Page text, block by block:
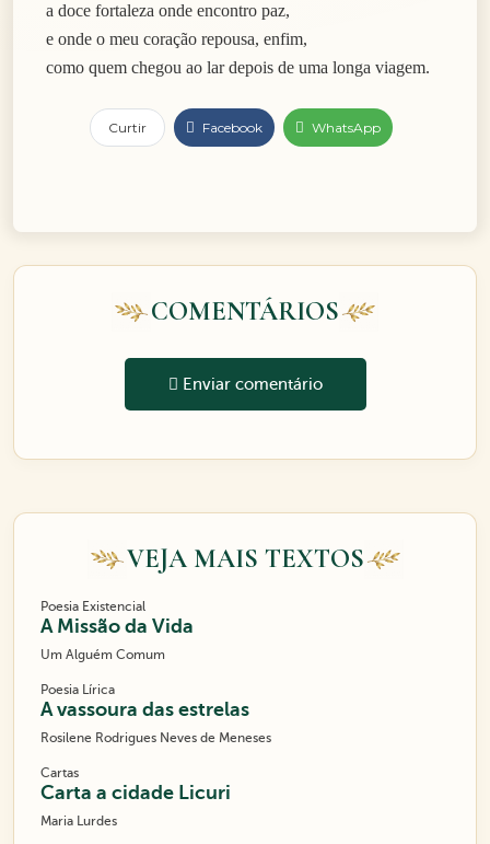
a doce fortaleza onde encontro paz,
e onde o meu coração repousa, enfim,
como quem chegou ao lar depois de uma longa viagem.
Curtir Facebook WhatsApp
COMENTÁRIOS
Enviar comentário
VEJA MAIS TEXTOS
Poesia Existencial
A Missão da Vida
Um Alguém Comum
Poesia Lírica
A vassoura das estrelas
Rosilene Rodrigues Neves de Meneses
Cartas
Carta a cidade Licuri
Maria Lurdes